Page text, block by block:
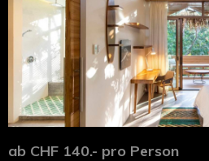
ab CHF 140.- pro Person